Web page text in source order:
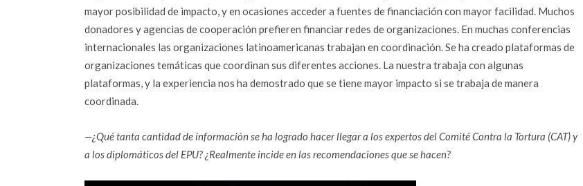
mayor posibilidad de impacto, y en ocasiones acceder a fuentes de financiación con mayor facilidad. Muchos
donadores y agencias de cooperación prefieren financiar redes de organizaciones. En muchas conferencias
internacionales las organizaciones latinoamericanas trabajan en coordinación. Se ha creado plataformas de
organizaciones temáticas que coordinan sus diferentes acciones. La nuestra trabaja con algunas
plataformas, y la experiencia nos ha demostrado que se tiene mayor impacto si se trabaja de manera
coordinada.
—¿Qué tanta cantidad de información se ha logrado hacer llegar a los expertos del Comité Contra la Tortura (CAT) y
a los diplomáticos del EPU? ¿Realmente incide en las recomendaciones que se hacen?